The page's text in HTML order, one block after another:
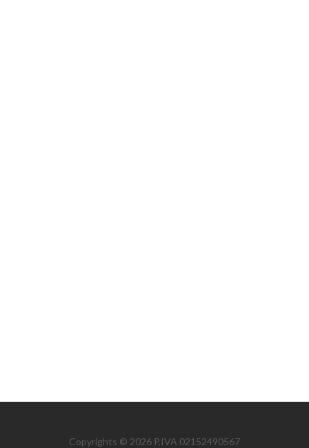
Copyrights © 2026 P.IVA 02152490567